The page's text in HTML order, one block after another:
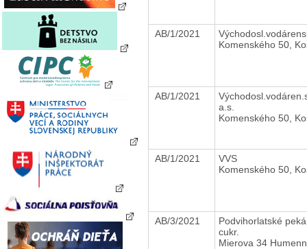
AB/1/2021
Komenského 50,
AB/1/2021
a.s.
Komenského 50,
AB/1/2021
VVS
Komenského 50,
AB/3/2021
Podvihorlatské
cukr.
Mierova 34